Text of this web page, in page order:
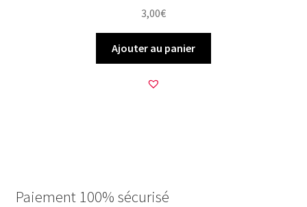
3,00€
Ajouter au panier
Paiement 100% sécurisé